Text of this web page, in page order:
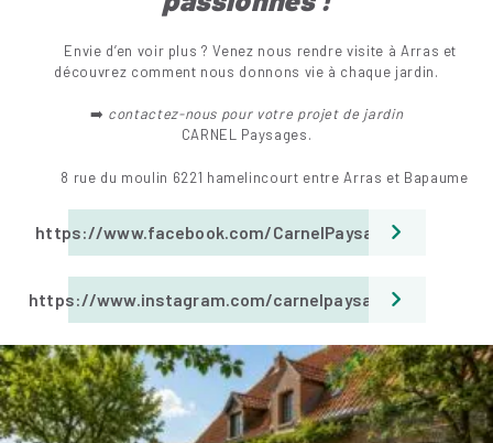
Envie d’en voir plus ? Venez nous rendre visite à Arras et
découvrez comment nous donnons vie à chaque jardin.
➡️ contactez-nous pour votre projet de jardin
CARNEL Paysages.
8 rue du moulin 6221 hamelincourt entre Arras et Bapaume
https://www.facebook.com/CarnelPaysages
https://www.instagram.com/carnelpaysages/